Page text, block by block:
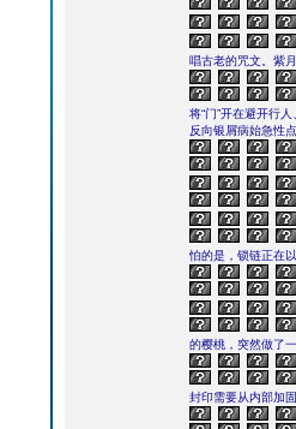
唱古老的咒文。紫
将“门”开在避开行
反向银屑病始急性
怕的是，锁链正在
的樱桃，突然做了
封印需要从内部加